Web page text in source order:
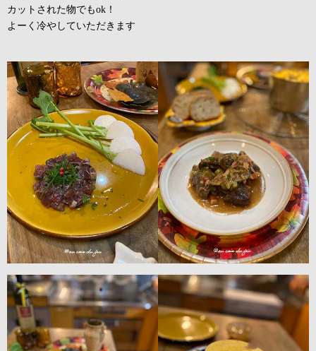
カットされた物でもok！
よーく冷やしていただきます